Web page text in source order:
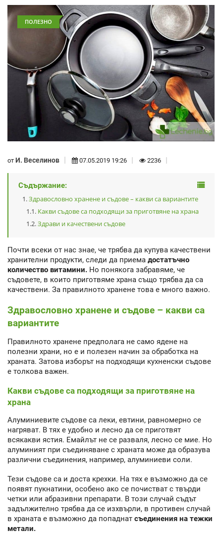
ПОЛЕЗНО
от И. Веселинов 07.05.2019 19:26 2236
Съдържание:
Здравословно хранене и съдове – какви са вариантите
Какви съдове са подходящи за приготвяне на храна
Здрави и качествени съдове
Почти всеки от нас знае, че трябва да купува качествени
хранителни продукти, следи да приема достатъчно
количество витамини. Но понякога забравяме, че
съдовете, в които приготвяме храна също трябва да са
качествени. За правилното хранене това е много важно.
Здравословно хранене и съдове – какви са
вариантите
Правилното хранене предполага не само ядене на
полезни храни, но е и полезен начин за обработка на
храната. Затова изборът на подходящи кухненски съдове
е толкова важен.
Какви съдове са подходящи за приготвяне на
храна
Алуминиевите съдове са леки, евтини, равномерно се
нагряват. В тях е удобно и лесно да се приготвят
всякакви ястия. Емайлът не се разваля, лесно се мие. Но
алуминият при съединяване с храната може да образува
различни съединения, например, алуминиеви соли.
Тези съдове са и доста крехки. На тях е възможно да се
появят пукнатини, особено ако се почистват с твърди
четки или абразивни препарати. В този случай съдът
задължително трябва да се изхвърли, в противен случай
в храната е възможно да попаднат съединения на тежки
метали.